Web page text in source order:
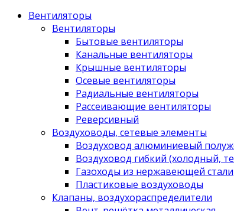
Вентиляторы
Вентиляторы
Бытовые вентиляторы
Канальные вентиляторы
Крышные вентиляторы
Осевые вентиляторы
Радиальные вентиляторы
Рассеивающие вентиляторы
Реверсивный
Воздуховоды, сетевые элементы
Воздуховод алюминиевый
Воздуховод гибкий (холодный,
Газоходы из нержавеющей стали
Пластиковые воздуховоды
Клапаны, воздухораспределители